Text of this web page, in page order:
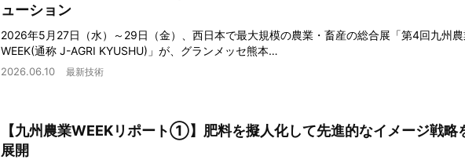
ューション
2026年5月27日（水）～29日（金）、西日本で最大規模の農業・畜産の総合展「第4回九州
WEEK(通称 J-AGRI KYUSHU)」が、グランメッセ熊本…
2026.06.10 最新技術
【九州農業WEEKリポート①】肥料を擬人化して先進的なイメージ戦略
展開